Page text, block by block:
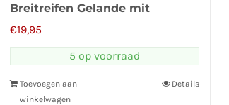
Breitreifen Gelande mit
Einlagen Paar
€19,95
5 op voorraad
Toevoegen aan
winkelwagen
Details